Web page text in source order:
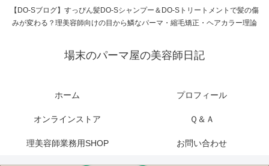
【DO-Sブログ】すっぴん髪DO-Sシャンプー＆DO-Sトリートメントで髪の傷
みが変わる？理美容師向けの目から鱗なパーマ・縮毛矯正・ヘアカラー理論
場末のパーマ屋の美容師日記
ホーム プロフィール
オンラインストア Ｑ＆Ａ
理美容師業務用SHOP お問い合わせ